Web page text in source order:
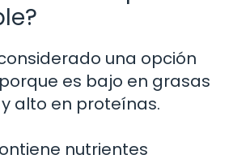
una opción
es bajo en grasas
alto en proteínas.
nutrientes